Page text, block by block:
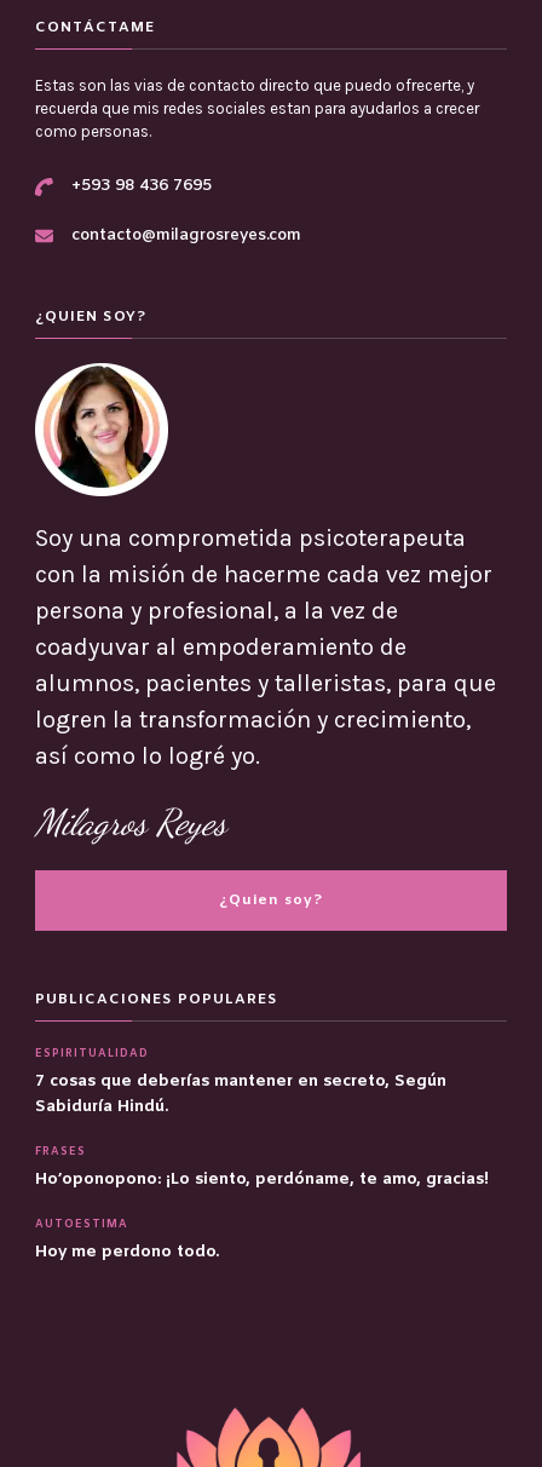
CONTÁCTAME
Estas son las vias de contacto directo que puedo ofrecerte, y
recuerda que mis redes sociales estan para ayudarlos a crecer
como personas.
+593 98 436 7695
contacto@milagrosreyes.com
¿QUIEN SOY?
Soy una comprometida psicoterapeuta
con la misión de hacerme cada vez mejor
persona y profesional, a la vez de
coadyuvar al empoderamiento de
alumnos, pacientes y talleristas, para que
logren la transformación y crecimiento,
así como lo logré yo.
Milagros Reyes
¿Quien soy?
PUBLICACIONES POPULARES
ESPIRITUALIDAD
7 cosas que deberías mantener en secreto, Según
Sabiduría Hindú.
FRASES
Ho’oponopono: ¡Lo siento, perdóname, te amo, gracias!
AUTOESTIMA
Hoy me perdono todo.